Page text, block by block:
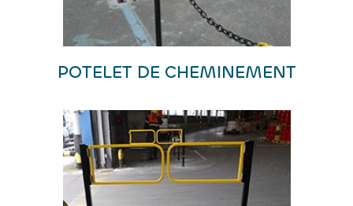
POTELET DE CHEMINEMENT